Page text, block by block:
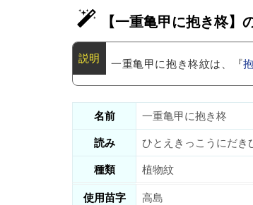
【一重亀甲に抱き柊】
一重亀甲に抱き柊紋は、『
名前
一重亀甲に抱き柊
読み
ひとえきっこうにだき
種類
植物紋
使用苗字
高島